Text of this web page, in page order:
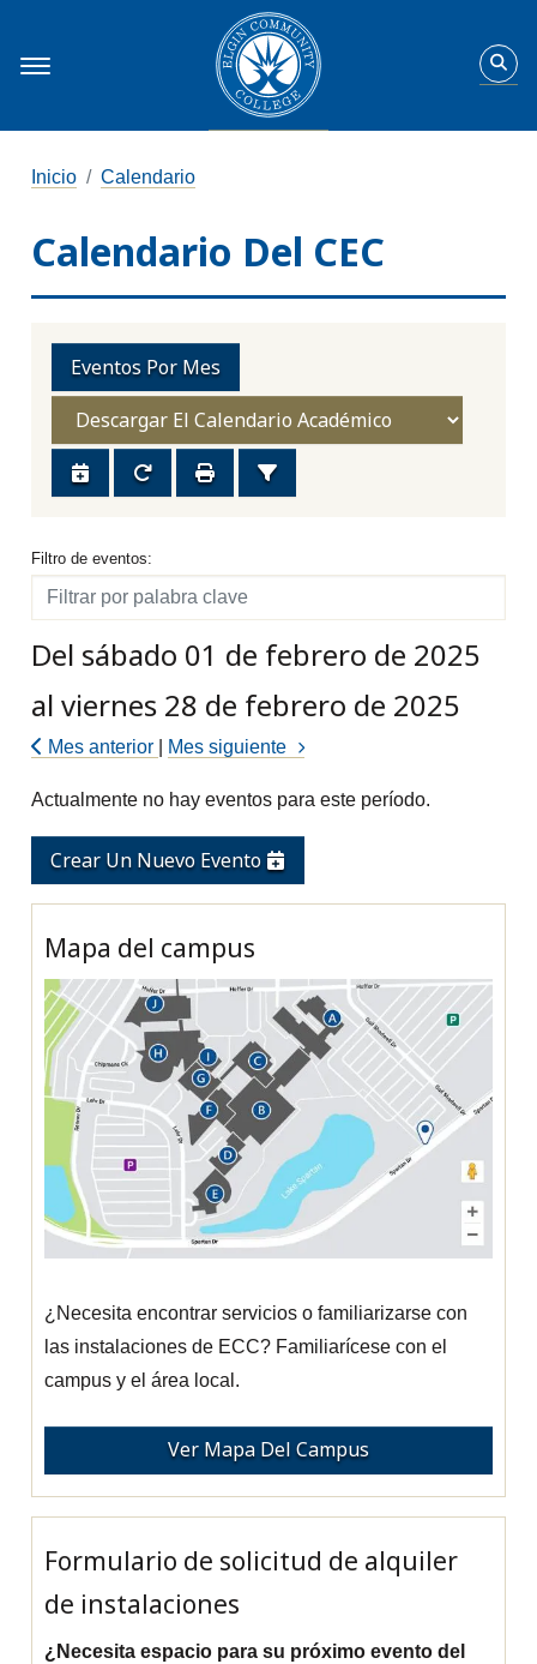
Inicio Calendario
Calendario Del CEC
Eventos Por Mes
Crear Un Nuevo Evento
Mapa del campus
¿Necesita encontrar servicios o familiarizarse con
las instalaciones de ECC? Familiarícese con el
campus y el área local.
Ver Mapa Del Campus
Formulario de solicitud de alquiler
de instalaciones
¿Necesita espacio para su próximo evento del
Filtro de eventos
Filtro de eventos:
Filtro
Del sábado 01 de febrero de 2025
al viernes 28 de febrero de 2025
Mes anterior Mes siguiente
Actualmente no hay eventos para este período.